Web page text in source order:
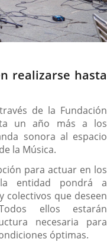
realizarse hasta
de la Fundación
un año más a los
sonora al espacio
la Música.
para actuar en los
entidad pondrá a
colectivos que deseen
ellos estarán
necesaria para
óptimas.